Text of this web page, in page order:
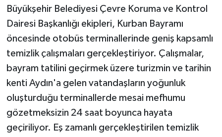
Büyükşehir Belediyesi Çevre Koruma ve Kontrol
Dairesi Başkanlığı ekipleri, Kurban Bayramı
öncesinde otobüs terminallerinde geniş kapsamlı
temizlik çalışmaları gerçekleştiriyor. Çalışmalar,
bayram tatilini geçirmek üzere turizmin ve tarihin
kenti Aydın'a gelen vatandaşların yoğunluk
oluşturduğu terminallerde mesai mefhumu
gözetmeksizin 24 saat boyunca hayata
geçiriliyor. Eş zamanlı gerçekleştirilen temizlik